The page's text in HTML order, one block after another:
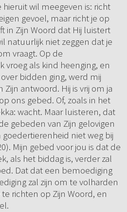
hieruit wil meegeven is: richt
gevoel, maar richt je op
in Zijn Woord dat Hij luistert
natuurlijk niet zeggen dat je
vraagt. Op de
vroeg als kind heenging, en
bidden ging, werd mij
Zijn antwoord. Hij is vrij om ja
ons gebed. Of, zoals in het
wacht. Maar luisteren, dat
gebeden van Zijn gelovigen
goedertierenheid niet weg bij
Mijn gebed voor jou is dat de
als het biddag is, verder zal
Dat dat een bemoediging
zal zijn om te volharden
richten op Zijn Woord, en